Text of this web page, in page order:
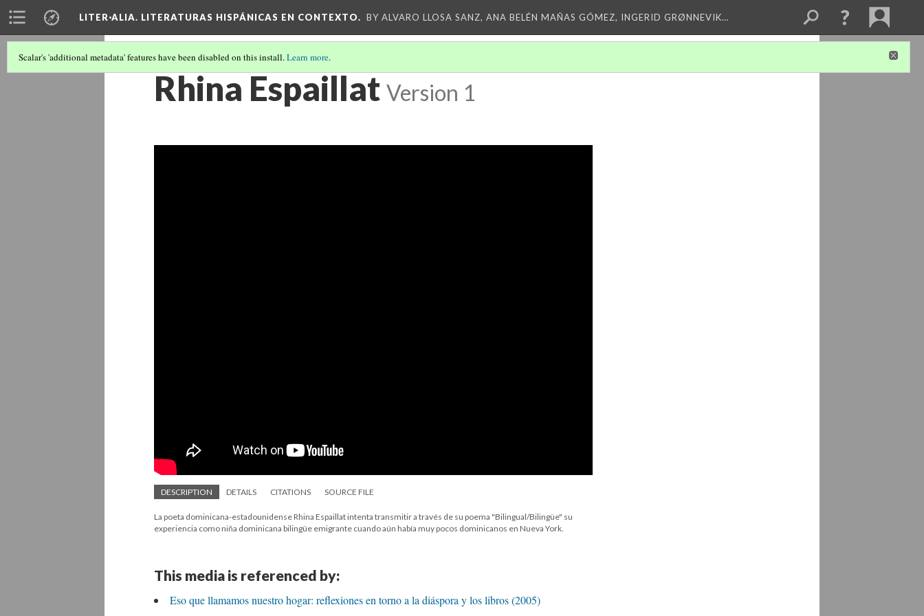
LITER·ALIA. LITERATURAS HISPÁNICAS EN CONTEXTO. BY ALVARO LLOSA SANZ, ANA BELÉN MAÑAS GÓMEZ, INGERID GRØNNEVIK…
Scalar's 'additional metadata' features have been disabled on this install.Learn more.
Rhina Espaillat Version 1
DESCRIPTION DETAILS CITATIONS SOURCE FILE
La poeta dominicana-estadounidense Rhina Espaillat intenta transmitir a través de su poema "Bilingual/Bilingüe" su
experiencia como niña dominicana bilingüe emigrante cuando aún había muy pocos dominicanos en Nueva York.
This media is referenced by:
Eso que llamamos nuestro hogar: reflexiones en torno a la diáspora y los libros (2005)